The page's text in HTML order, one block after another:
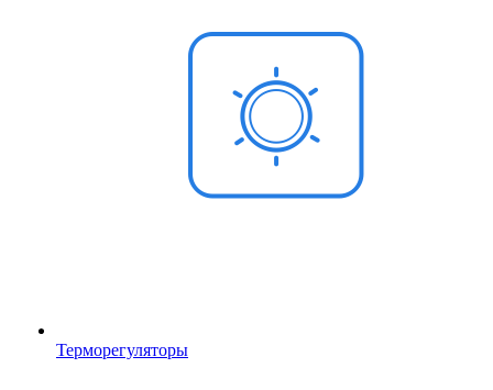
Терморегуляторы